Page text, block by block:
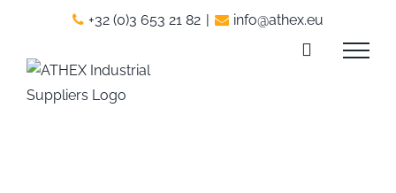
content
+32 (0)3 653 21 82 | info@athex.eu